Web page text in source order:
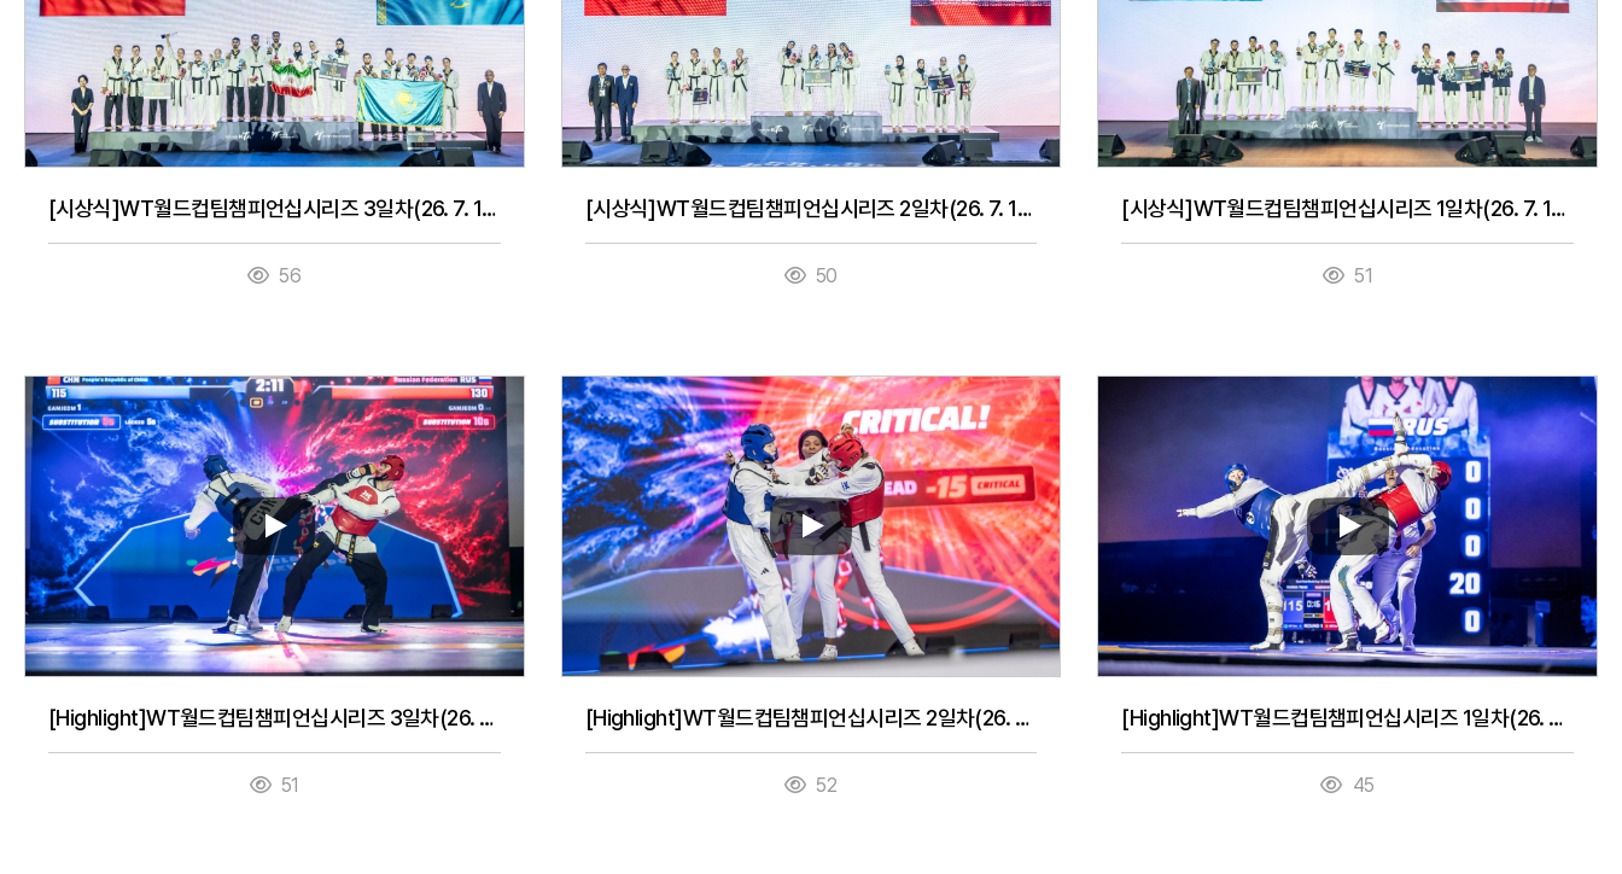
[시상식]WT월드컵팀챔피언십시리즈 3일차(26. 7. 16.)
56
[시상식]WT월드컵팀챔피언십시리즈 2일차(26. 7. 15.)
50
[시상식]WT월드컵팀챔피언십시리즈 1일차(26. 7. 14.)
51
[Highlight]WT월드컵팀챔피언십시리즈 3일차(26. 7. 16.)
51
[Highlight]WT월드컵팀챔피언십시리즈 2일차(26. 7. 15.)
52
[Highlight]WT월드컵팀챔피언십시리즈 1일차(26. 7. 14.)
45